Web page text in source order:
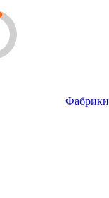
Фабрики